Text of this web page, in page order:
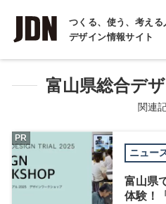
つくる、使う、考える
デザイン情報サイト
INTERVIEW
インタビュー
REPORT
COLUMN
富山県総合デ
関連
ニュー
富山県
体験！
PR